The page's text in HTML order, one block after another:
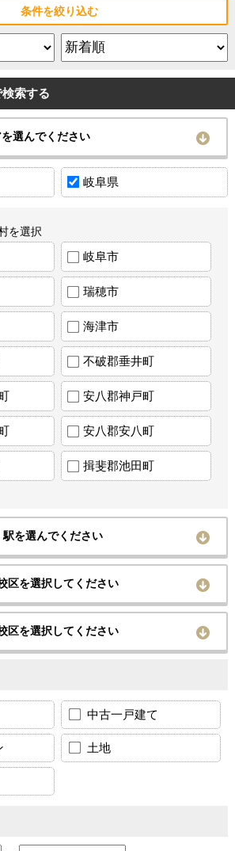
条件を絞り込む
索する
選んでください
岐阜県
を選択
岐阜市
瑞穂市
海津市
不破郡垂井町
安八郡神戸町
安八郡安八町
揖斐郡池田町
を選んでください
区を選択してください
区を選択してください
中古一戸建て
土地